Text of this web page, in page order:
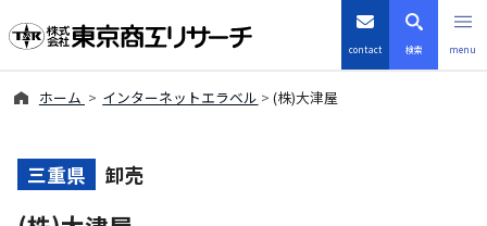
contact 検索 menu
ホーム インターネットエラベル (株)大津屋
三重県 卸売